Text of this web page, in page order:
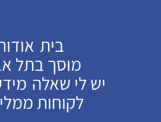
בית
מוסך בתל
יש לי שאלה
לקוחות